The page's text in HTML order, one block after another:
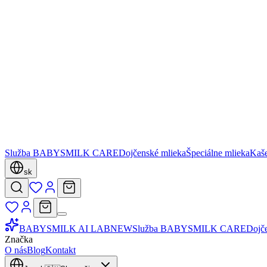
Služba BABYSMILK CAREDojčenské mliekaŠpeciálne mlieka
sk
BABYSMILK AI LABNEWSlužba BABYSMILK CARE
Značka
O násBlogKontakt